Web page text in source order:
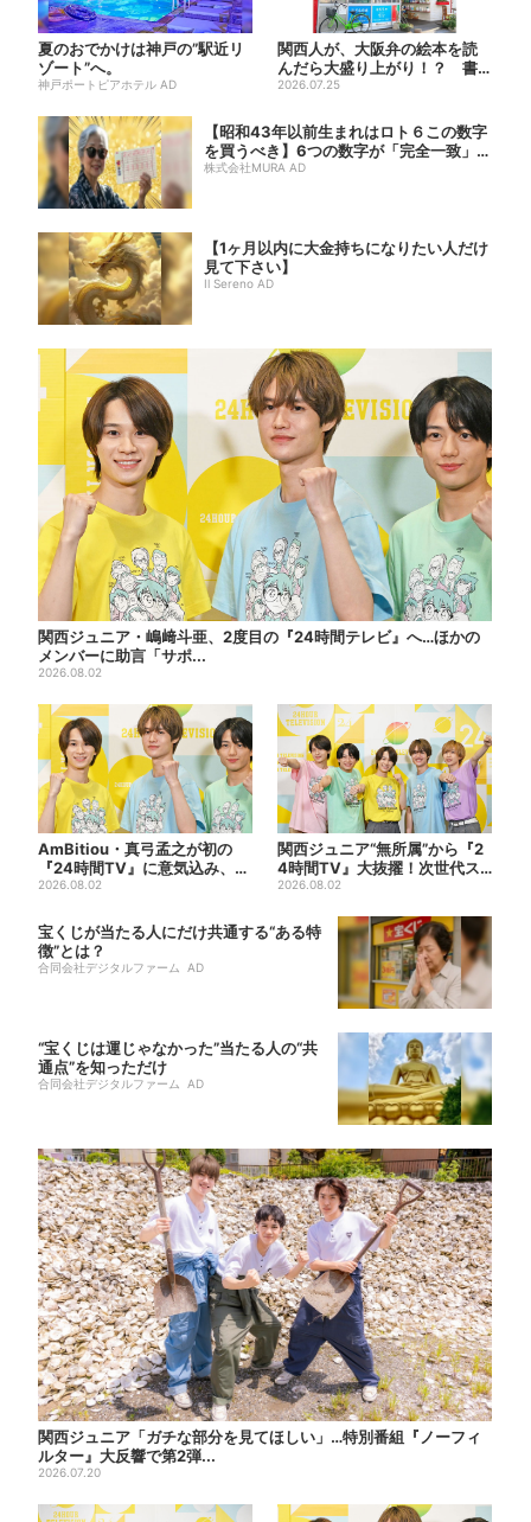
夏のおでかけは神戸の”駅近リ
ゾート”へ。
神戸ポートピアホテル AD
関西人が、大阪弁の絵本を読
んだら大盛り上がり！？ 書
店員が語る、“関西弁”絵本が...
2026.07.25
【昭和43年以前生まれはロト６この数字
を買うべき】6つの数字が「完全一致」す
る方...
株式会社MURA AD
【1ヶ月以内に大金持ちになりたい人だけ
見て下さい】
Il Sereno AD
関西ジュニア・嶋﨑斗亜、2度目の『24時間テレビ』へ…ほかの
メンバーに助言「サポ...
2026.08.02
AmBitiou・真弓孟之が初の
『24時間TV』に意気込み、
「いっぱい触れ合いた...
2026.08.02
関西ジュニア“無所属”から『2
4時間TV』大抜擢！次世代ス
ターと期待「まさか僕が...
2026.08.02
宝くじが当たる人にだけ共通する“ある特
徴”とは？
合同会社デジタルファーム AD
“宝くじは運じゃなかった”当たる人の“共
通点”を知っただけ
合同会社デジタルファーム AD
関西ジュニア「ガチな部分を見てほしい」…特別番組『ノーフィ
ルター』大反響で第2弾...
2026.07.20